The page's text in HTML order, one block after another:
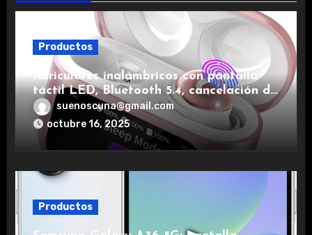
Productos
Auriculares inalámbricos con pantalla
táctil LED, Bluetooth 5.4, cancelación de
ruido, impermeables y de larga duración.
suenoscuna@gmail.com
octubre 16, 2025
Productos